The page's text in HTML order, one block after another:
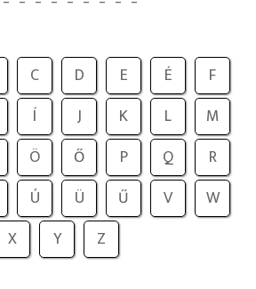
C D E É
F
Í J K L
M
Ö Ő P Q
R
Ú Ü Ű V
W
X
Y Z